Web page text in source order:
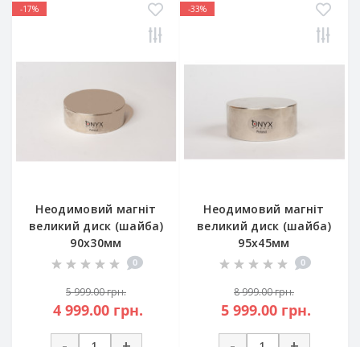
-17%
Неодимовий магніт
великий диск (шайба)
90х30мм
0
5 999.00 грн.
4 999.00 грн.
-33%
Неодимовий магніт
великий диск (шайба)
95x45мм
0
8 999.00 грн.
5 999.00 грн.